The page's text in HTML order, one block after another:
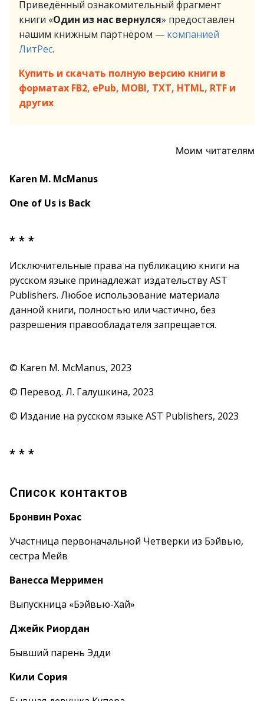
Приведённый ознакомительный фрагмент
книги «Один из нас вернулся» предоставлен
нашим книжным партнёром — компанией
ЛитРес.
Купить и скачать полную версию книги в
форматах FB2, ePub, MOBI, TXT, HTML, RTF и
других
Моим читателям
Karen M. McManus
One of Us is Back
* * *
Исключительные права на публикацию книги на
русском языке принадлежат издательству AST
Publishers. Любое использование материала
данной книги, полностью или частично, без
разрешения правообладателя запрещается.
© Karen M. McManus, 2023
© Перевод. Л. Галушкина, 2023
© Издание на русском языке AST Publishers, 2023
* * *
Список контактов
Бронвин Рохас
Участница первоначальной Четверки из Бэйвью,
сестра Мейв
Ванесса Мерримен
Выпускница «Бэйвью-Хай»
Джейк Риордан
Бывший парень Эдди
Кили Сория